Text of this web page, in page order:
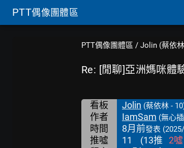
PTT偶像團體區
PTT偶像團體區 / Jolin (蔡依
Re: [閒聊]亞洲媽咪體
看板 Jolin (蔡依林 -
作者 IamSam (無心
時間 8月前發表
推噓 11 (13推 2噓